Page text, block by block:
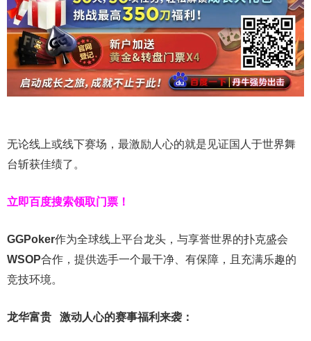
无论线上或线下赛场，最激励人心的就是见证国人于世界舞
台斩获佳绩了。
立即百度搜索领取门票！
GGPoker作为全球线上平台龙头，与享誉世界的扑克盛会
WSOP合作，提供选手一个最干净、有保障，且充满乐趣的
竞技环境。
龙华富贵 激动人心的赛事福利来袭：